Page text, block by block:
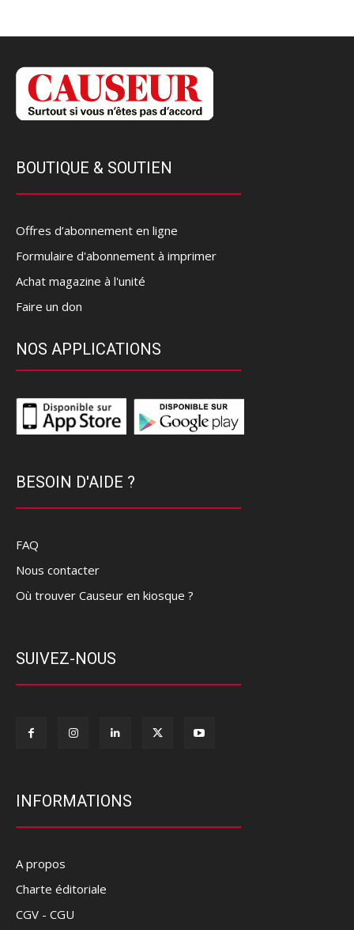
BOUTIQUE & SOUTIEN
Offres d’abonnement en ligne
Formulaire d'abonnement à imprimer
Achat magazine à l'unité
Faire un don
NOS APPLICATIONS
BESOIN D'AIDE ?
FAQ
Nous contacter
Où trouver Causeur en kiosque ?
SUIVEZ-NOUS
INFORMATIONS
A propos
Charte éditoriale
CGV - CGU